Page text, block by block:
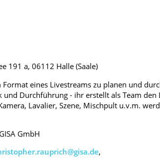
191 a, 06112 Halle
eines Livestreams zu planen und
Durchführung - ihr erstellt als Team den
Lavalier, Szene, Mischpult u.v.m.
GmbH
,